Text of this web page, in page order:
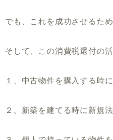
でも、これを成功させるた
そして、この消費税還付の
１、中古物件を購入する時
２、新築を建てる時に新規